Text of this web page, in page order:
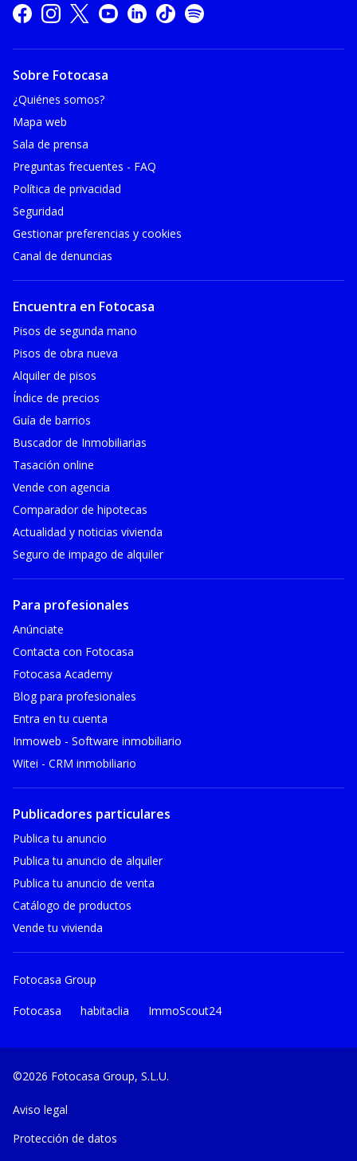
Sobre Fotocasa
¿Quiénes somos?
Mapa web
Sala de prensa
Preguntas frecuentes - FAQ
Política de privacidad
Seguridad
Gestionar preferencias y cookies
Canal de denuncias
Encuentra en Fotocasa
Pisos de segunda mano
Pisos de obra nueva
Alquiler de pisos
Índice de precios
Guía de barrios
Buscador de Inmobiliarias
Tasación online
Vende con agencia
Comparador de hipotecas
Actualidad y noticias vivienda
Seguro de impago de alquiler
Para profesionales
Anúnciate
Contacta con Fotocasa
Fotocasa Academy
Blog para profesionales
Entra en tu cuenta
Inmoweb - Software inmobiliario
Witei - CRM inmobiliario
Publicadores particulares
Publica tu anuncio
Publica tu anuncio de alquiler
Publica tu anuncio de venta
Catálogo de productos
Vende tu vivienda
Fotocasa Group
Fotocasa habitaclia ImmoScout24
©2026 Fotocasa Group, S.L.U.
Aviso legal
Protección de datos